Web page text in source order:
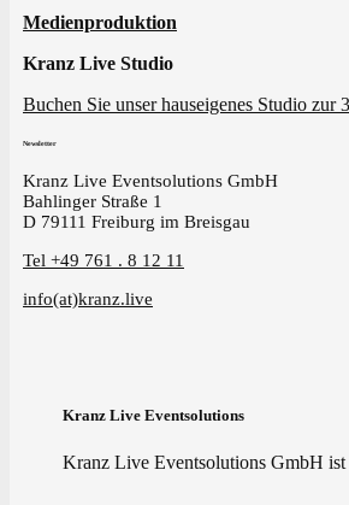
Medienproduktion
Kranz Live Studio
Buchen Sie unser hauseigenes Studio
Newsletter
Kranz Live Eventsolutions GmbH
Bahlinger Straße 1
D 79111 Freiburg im Breisgau
Tel +49 761 . 8 12 11
info(at)kranz.live
Kranz Live Eventsolutions
Kranz Live Eventsolutions GmbH ist